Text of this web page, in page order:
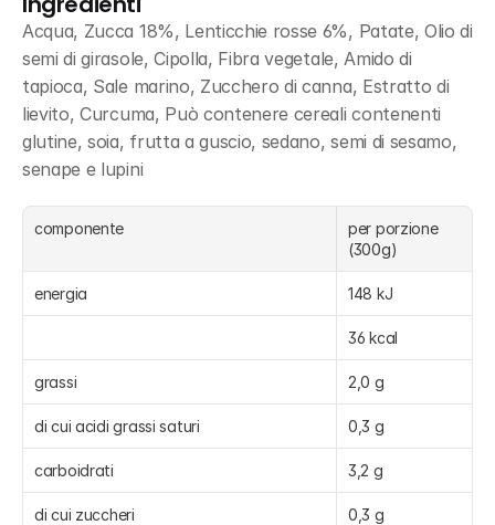
Acqua, Zucca 18%, Lenticchie rosse 6%, Patate, Olio di
semi di girasole, Cipolla, Fibra vegetale, Amido di
tapioca, Sale marino, Zucchero di canna, Estratto di
lievito, Curcuma, Può contenere cereali contenenti
glutine, soia, frutta a guscio, sedano, semi di sesamo,
senape e lupini
componente
per porzione
(300g)
energia 148 kJ
36 kcal
grassi 2,0 g
di cui acidi grassi saturi 0,3 g
carboidrati 3,2 g
di cui zuccheri 0,3 g